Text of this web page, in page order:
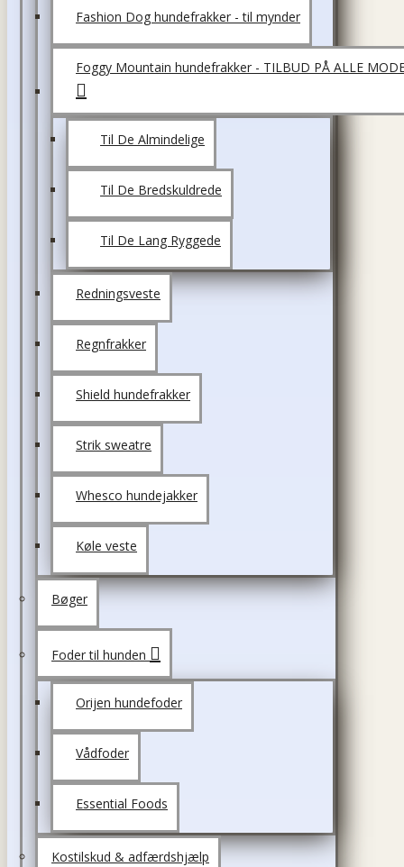
Fashion Dog hundefrakker - til mynder
Foggy Mountain hundefrakker - TILBUD PÅ ALLE
Til De Almindelige
Til De Bredskuldrede
Til De Lang Ryggede
Redningsveste
Regnfrakker
Shield hundefrakker
Strik sweatre
Whesco hundejakker
Køle veste
Bøger
Foder til hunden
Orijen hundefoder
Vådfoder
Essential Foods
Kostilskud & adfærdshjælp